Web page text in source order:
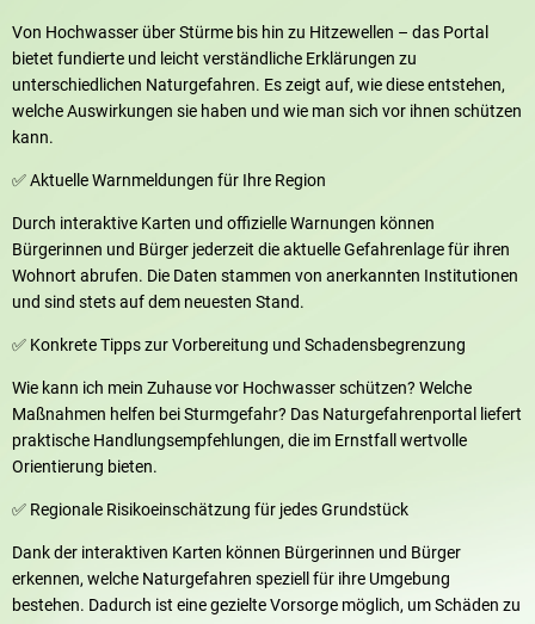
Von Hochwasser über Stürme bis hin zu Hitzewellen – das Portal
bietet fundierte und leicht verständliche Erklärungen zu
unterschiedlichen Naturgefahren. Es zeigt auf, wie diese entstehen,
welche Auswirkungen sie haben und wie man sich vor ihnen schützen
kann.
✅ Aktuelle Warnmeldungen für Ihre Region
Durch interaktive Karten und offizielle Warnungen können
Bürgerinnen und Bürger jederzeit die aktuelle Gefahrenlage für ihren
Wohnort abrufen. Die Daten stammen von anerkannten Institutionen
und sind stets auf dem neuesten Stand.
✅ Konkrete Tipps zur Vorbereitung und Schadensbegrenzung
Wie kann ich mein Zuhause vor Hochwasser schützen? Welche
Maßnahmen helfen bei Sturmgefahr? Das Naturgefahrenportal liefert
praktische Handlungsempfehlungen, die im Ernstfall wertvolle
Orientierung bieten.
✅ Regionale Risikoeinschätzung für jedes Grundstück
Dank der interaktiven Karten können Bürgerinnen und Bürger
erkennen, welche Naturgefahren speziell für ihre Umgebung
bestehen. Dadurch ist eine gezielte Vorsorge möglich, um Schäden zu